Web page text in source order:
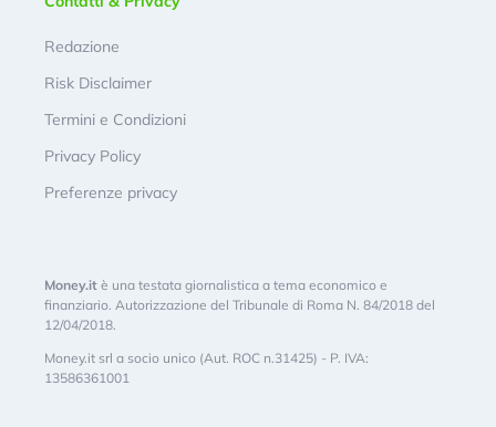
Redazione
Risk Disclaimer
Termini e Condizioni
Privacy Policy
Preferenze privacy
Money.it è una testata giornalistica a tema economico e
finanziario. Autorizzazione del Tribunale di Roma N. 84/2018 del
12/04/2018.
Money.it srl a socio unico (Aut. ROC n.31425) - P. IVA:
13586361001